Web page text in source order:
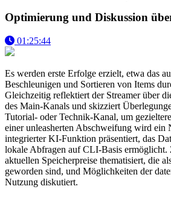
Optimierung und Diskussion
01:25:44
Es werden erste Erfolge erzielt, etwa das
Beschleunigen und Sortieren von Items
Gleichzeitig reflektiert der Streamer über
des Main-Kanals und skizziert
Tutorial- oder Technik-Kanal, um
einer unleasherten Abschweifung wird ein
integrierter KI-Funktion präsentiert, das
lokale Abfragen auf CLI-Basis ermöglicht.
aktuellen Speicherpreise thematisiert, die
geworden sind, und Möglichkeiten der
Nutzung diskutiert.